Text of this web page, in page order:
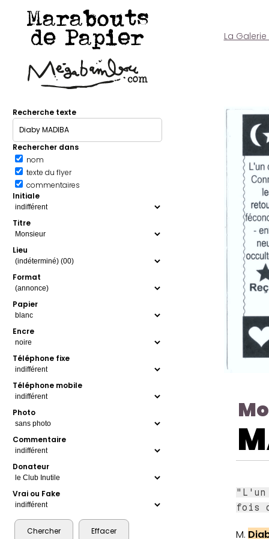
Marabouts
de Papier
Recherche texte
Rechercher dans
nom
texte du flyer
commentaires
Initiale
Titre
Lieu
Format
Papier
Encre
Téléphone fixe
Téléphone mobile
Photo
Commentaire
Donateur
Vrai ou Fake
La
"L'un
fois
M.